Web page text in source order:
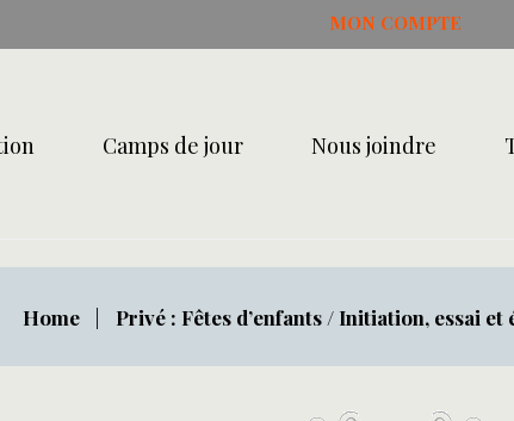
MON COMPTE
Camps de jour Nous joindre
Home Privé : Fêtes d’enfants / Initiation, essai et